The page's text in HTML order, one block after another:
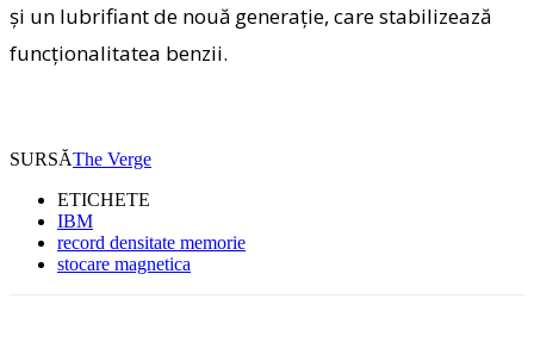
şi un lubrifiant de nouă generaţie, care stabilizează
funcţionalitatea benzii.
SURSĂThe Verge
ETICHETE
IBM
record densitate memorie
stocare magnetica